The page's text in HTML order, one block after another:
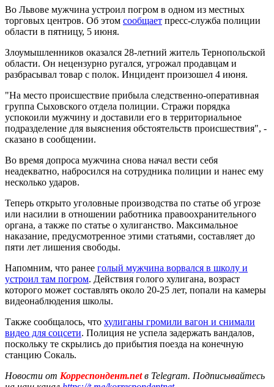
Во Львове мужчина устроил погром в одном из местных
торговых центров. Об этом сообщает пресс-служба полиции
области в пятницу, 5 июня.
Злоумышленников оказался 28-летний житель Тернопольской
области. Он нецензурно ругался, угрожал продавцам и
разбрасывал товар с полок. Инцидент произошел 4 июня.
"На место происшествие прибыла следственно-оперативная
группа Сыховского отдела полиции. Стражи порядка
успокоили мужчину и доставили его в территориальное
подразделение для выяснения обстоятельств происшествия", -
сказано в сообщении.
Во время допроса мужчина снова начал вести себя
неадекватно, набросился на сотрудника полиции и нанес ему
несколько ударов.
Теперь открыто уголовные производства по статье об угрозе
или насилии в отношении работника правоохранительного
органа, а также по статье о хулиганство. Максимальное
наказание, предусмотренное этими статьями, составляет до
пяти лет лишения свободы.
Напомним, что ранее голый мужчина ворвался в школу и
устроил там погром. Действия голого хулигана, возраст
которого может составлять около 20-25 лет, попали на камеры
видеонаблюдения школы.
Также сообщалось, что хулиганы громили вагон и снимали
видео для соцсети. Полиция не успела задержать вандалов,
поскольку те скрылись до прибытия поезда на конечную
станцию Сокаль.
Новости от Корреспондент.netв Telegram. Подписывайтесь